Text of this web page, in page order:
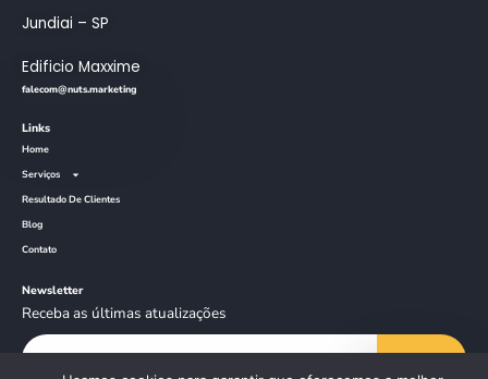
Jundiai – SP
Edificio Maxxime
falecom@nuts.marketing
Links
Home
Serviços
Resultado De Clientes
Blog
Contato
Newsletter
Receba as últimas atualizações